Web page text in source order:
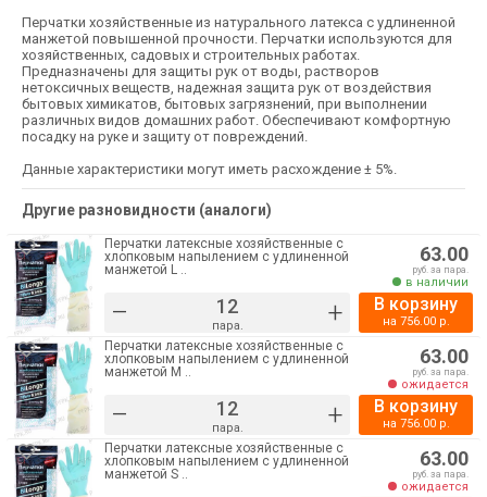
Перчатки хозяйственные из натурального латекса с удлиненной
манжетой повышенной прочности. Перчатки используются для
хозяйственных, садовых и строительных работах.
Предназначены для защиты рук от воды, растворов
нетоксичных веществ, надежная защита рук от воздействия
бытовых химикатов, бытовых загрязнений, при выполнении
различных видов домашних работ. Обеспечивают комфортную
посадку на руке и защиту от повреждений.
Данные характеристики могут иметь расхождение ± 5%.
Другие разновидности (аналоги)
Перчатки латексные хозяйственные с
хлопковым напылением с удлиненной
манжетой L ..
– пара. +
63.00
руб. за пара.
в наличии
В корзину
на 756.00р.
Перчатки латексные хозяйственные с
хлопковым напылением с удлиненной
манжетой M ..
– пара. +
63.00
руб. за пара.
ожидается
В корзину
на 756.00р.
Перчатки латексные хозяйственные с
хлопковым напылением с удлиненной
манжетой S ..
63.00
руб. за пара.
ожидается